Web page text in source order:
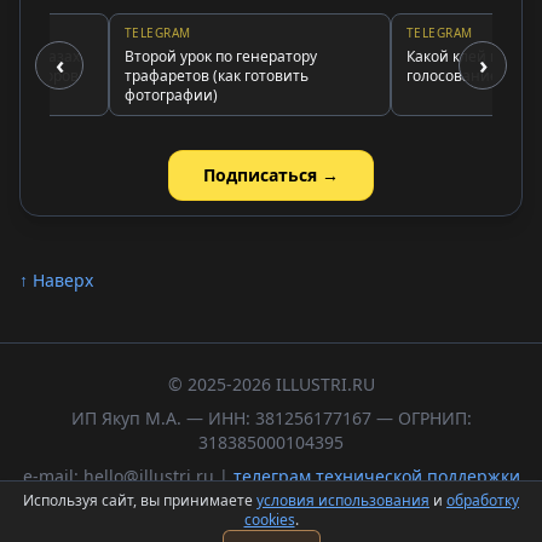
‹
TELEGRAM
Второй урок по генератору
трафаретов (как готовить
фотографии)
TELEGRAM
Какой клей
голосование и
›
Подписаться →
↑ Наверх
© 2025-2026 ILLUSTRI.RU
ИП Якуп М.А. — ИНН: 381256177167 — ОГРНИП:
318385000104395
e-mail: hello@illustri.ru |телеграм технической поддержки
Политика обработки персональных данных
Пользовательское соглашение
Используя сайт, вы принимаетеусловия использования и обработку
cookies.